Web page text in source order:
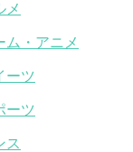
メ
ム・アニメ
ーツ
ーツ
ス